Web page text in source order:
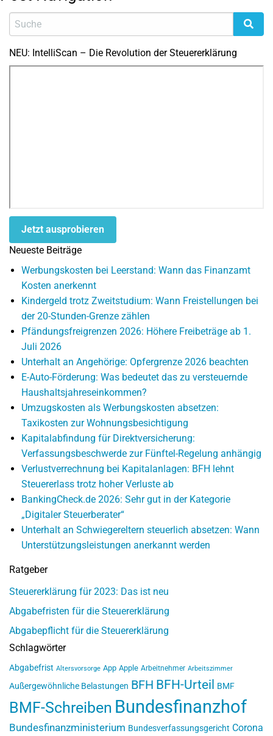
NEU: IntelliScan – Die Revolution der Steuererklärung
Jetzt ausprobieren
Neueste Beiträge
Werbungskosten bei Leerstand: Wann das Finanzamt
Kosten anerkennt
Kindergeld trotz Zweitstudium: Wann Freistellungen bei
der 20-Stunden-Grenze zählen
Pfändungsfreigrenzen 2026: Höhere Freibeträge ab 1.
Juli 2026
Unterhalt an Angehörige: Opfergrenze 2026 beachten
E-Auto-Förderung: Was bedeutet das zu versteuernde
Haushaltsjahreseinkommen?
Umzugskosten als Werbungskosten absetzen:
Taxikosten zur Wohnungsbesichtigung
Kapitalabfindung für Direktversicherung:
Verfassungsbeschwerde zur Fünftel-Regelung anhängig
Verlustverrechnung bei Kapitalanlagen: BFH lehnt
Steuererlass trotz hoher Verluste ab
BankingCheck.de 2026: Sehr gut in der Kategorie
„Digitaler Steuerberater“
Unterhalt an Schwiegereltern steuerlich absetzen: Wann
Unterstützungsleistungen anerkannt werden
Ratgeber
Steuererklärung für 2023: Das ist neu
Abgabefristen für die Steuererklärung
Abgabepflicht für die Steuererklärung
Schlagwörter
Abgabefrist Altersvorsorge App Apple Arbeitnehmer Arbeitszimmer
Außergewöhnliche Belastungen BFH BFH-Urteil BMF
BMF-Schreiben Bundesfinanzhof
Bundesfinanzministerium Bundesverfassungsgericht Corona